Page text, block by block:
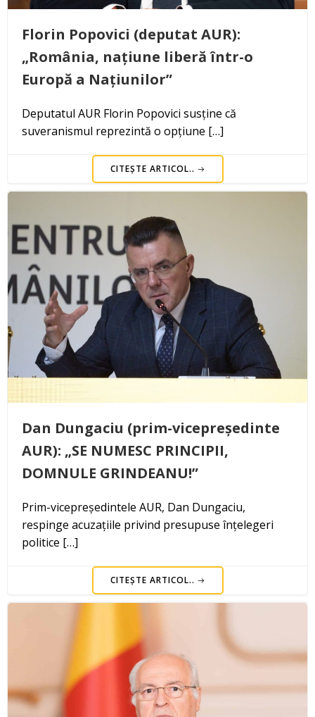
Florin Popovici (deputat AUR):
„România, națiune liberă într-o
Europă a Națiunilor”
Deputatul AUR Florin Popovici susține că
suveranismul reprezintă o opțiune […]
CITEȘTE ARTICOL..
Dan Dungaciu (prim-vicepreședinte
AUR): „SE NUMESC PRINCIPII,
DOMNULE GRINDEANU!”
Prim-vicepreședintele AUR, Dan Dungaciu,
respinge acuzațiile privind presupuse înțelegeri
politice […]
CITEȘTE ARTICOL..